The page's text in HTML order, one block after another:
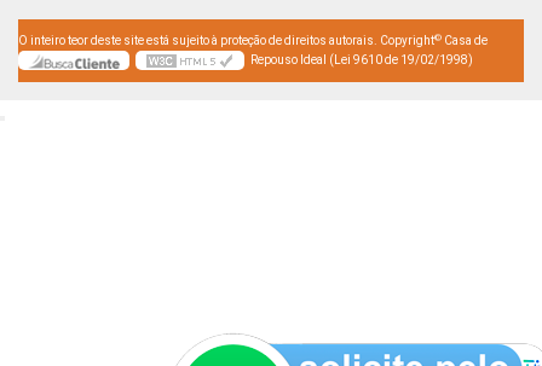
O inteiro teor deste site está sujeito à proteção de direitos autorais. Copyright© Casa de
Repouso Ideal (Lei 9610 de 19/02/1998)